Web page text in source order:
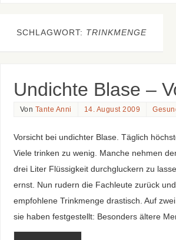
SCHLAGWORT: TRINKMENGE
Undichte Blase –
Von Tante Anni 14. August 2009
Vorsicht bei undichter Blase. Täglich
Viele trinken zu wenig. Manche nehmen
drei Liter Flüssigkeit durchgluckern zu
ernst. Nun rudern die Fachleute zurück
empfohlene Trinkmenge drastisch. Auf
sie haben festgestellt: Besonders ältere